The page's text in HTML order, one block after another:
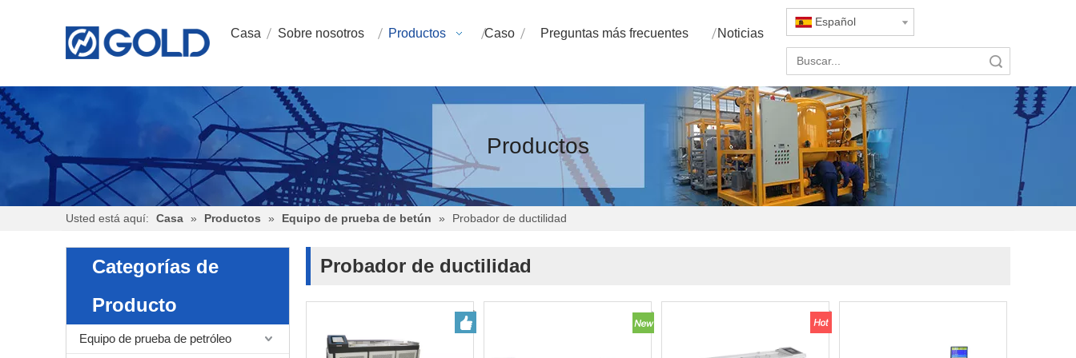
Casa Sobre nosotros Productos Caso Preguntas más frecuentes Noticias
Español
Productos
Usted está aquí: Casa » Productos » Equipo de prueba de betún » Probador de ductilidad
Categorías de
Producto
Equipo de prueba de petróleo
Probador de ductilidad